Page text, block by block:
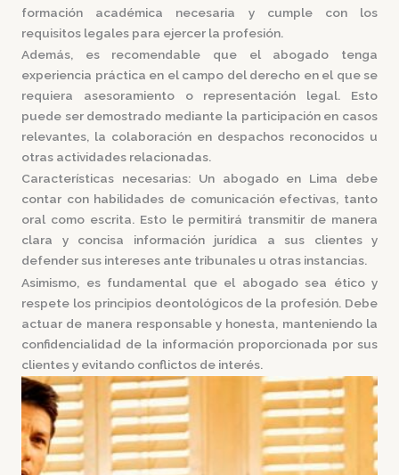
formación académica necesaria y cumple con los
requisitos legales para ejercer la profesión.
Además, es recomendable que el abogado tenga
experiencia práctica en el campo del derecho en el que se
requiera asesoramiento o representación legal. Esto
puede ser demostrado mediante la participación en casos
relevantes, la colaboración en despachos reconocidos u
otras actividades relacionadas.
Características necesarias:Un abogado en Lima debe
contar con habilidades de comunicación efectivas, tanto
oral como escrita. Esto le permitirá transmitir de manera
clara y concisa información jurídica a sus clientes y
defender sus intereses ante tribunales u otras instancias.
Asimismo, es fundamental que el abogado sea ético y
respete los principios deontológicos de la profesión. Debe
actuar de manera responsable y honesta, manteniendo la
confidencialidad de la información proporcionada por sus
clientes y evitando conflictos de interés.